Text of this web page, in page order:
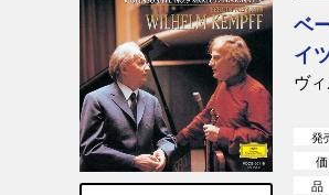
ベ
イ
ヴ
発